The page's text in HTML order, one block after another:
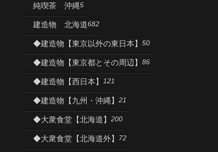
純喫茶 沖縄5
建造物 北海道682
◆建造物【東京以外の東日本】 50
◆建造物【東京都とその周辺】 86
◆建造物【西日本】 121
◆建造物【九州・沖縄】 21
◆大衆食堂【北海道】 200
◆大衆食堂【北海道外】 72